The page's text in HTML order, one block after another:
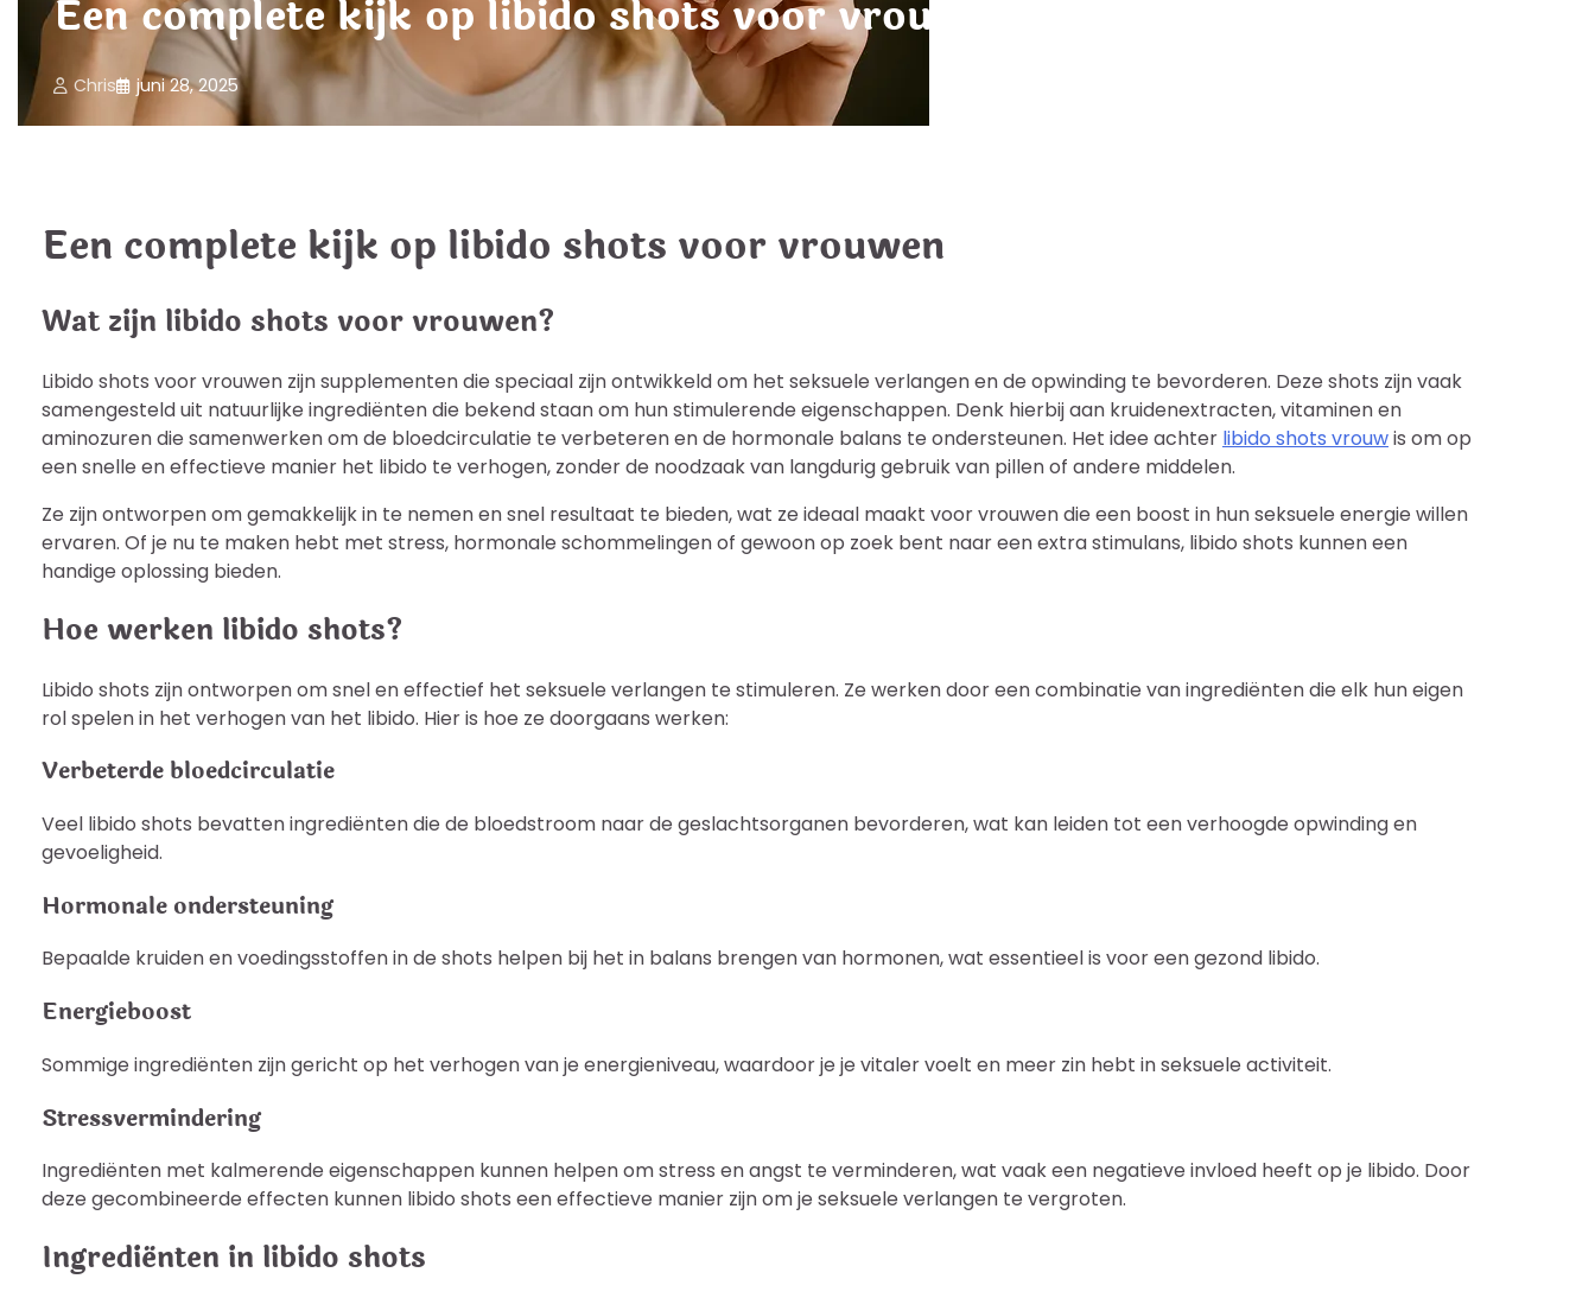
Een complete kijk op libido shots voor vrouwen
Chris juni 28, 2025
Een complete kijk op libido shots voor vrouwen
Wat zijn libido shots voor vrouwen?
Libido shots voor vrouwen zijn supplementen die speciaal zijn ontwikkeld om het seksuele verlangen en de opwinding te bevorderen. Deze shots zijn vaak
samengesteld uit natuurlijke ingrediënten die bekend staan om hun stimulerende eigenschappen. Denk hierbij aan kruidenextracten, vitaminen en
aminozuren die samenwerken om de bloedcirculatie te verbeteren en de hormonale balans te ondersteunen. Het idee achter libido shots vrouwis om op
een snelle en effectieve manier het libido te verhogen, zonder de noodzaak van langdurig gebruik van pillen of andere middelen.
Ze zijn ontworpen om gemakkelijk in te nemen en snel resultaat te bieden, wat ze ideaal maakt voor vrouwen die een boost in hun seksuele energie willen
ervaren. Of je nu te maken hebt met stress, hormonale schommelingen of gewoon op zoek bent naar een extra stimulans, libido shots kunnen een
handige oplossing bieden.
Hoe werken libido shots?
Libido shots zijn ontworpen om snel en effectief het seksuele verlangen te stimuleren. Ze werken door een combinatie van ingrediënten die elk hun eigen
rol spelen in het verhogen van het libido. Hier is hoe ze doorgaans werken:
Verbeterde bloedcirculatie
Veel libido shots bevatten ingrediënten die de bloedstroom naar de geslachtsorganen bevorderen, wat kan leiden tot een verhoogde opwinding en
gevoeligheid.
Hormonale ondersteuning
Bepaalde kruiden en voedingsstoffen in de shots helpen bij het in balans brengen van hormonen, wat essentieel is voor een gezond libido.
Energieboost
Sommige ingrediënten zijn gericht op het verhogen van je energieniveau, waardoor je je vitaler voelt en meer zin hebt in seksuele activiteit.
Stressvermindering
Ingrediënten met kalmerende eigenschappen kunnen helpen om stress en angst te verminderen, wat vaak een negatieve invloed heeft op je libido. Door
deze gecombineerde effecten kunnen libido shots een effectieve manier zijn om je seksuele verlangen te vergroten.
Ingrediënten in libido shots